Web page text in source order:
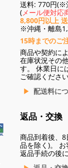
送料: 770円(※
(メール便対応
8,800円以上
※沖縄・離島
15時までのご
商品や契約に
在庫状況その
す。 休業日に
ご確認ください
配送料に
返品・交換
商品到着後、
品を除く)。 お
返品手続の後